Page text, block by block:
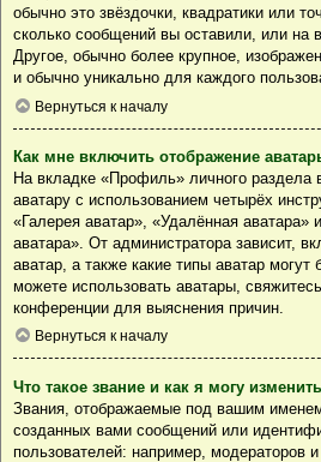
обычно это звёздочки, квадратики или
сколько сообщений вы оставили, или на
Другое, обычно более крупное,
и обычно уникально для каждого
Вернуться к началу
Как мне включить отображение
На вкладке «Профиль» личного раздела
аватару с использованием четырёх
«Галерея аватар», «Удалённая аватара»
аватара». От администратора зависит,
аватар, а также какие типы аватар
можете использовать аватары,
конференции для выяснения причин.
Вернуться к началу
Что такое звание и как я могу
Звания, отображаемые под вашим
созданных вами сообщений или
пользователей: например, модераторов